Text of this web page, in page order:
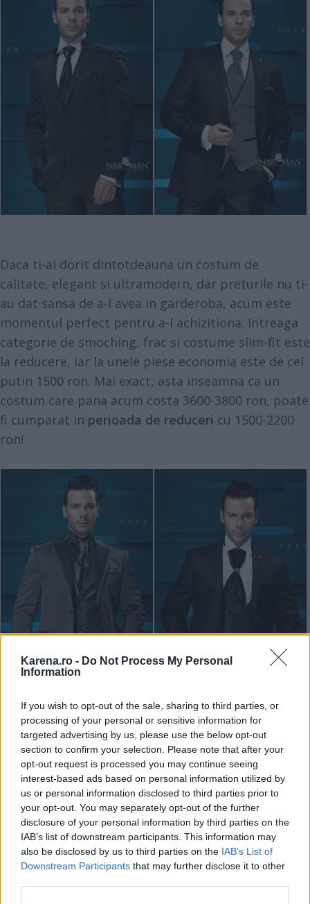
Karena.ro - Do Not Process My Personal
Information
If you wish to opt-out of the sale, sharing to third parties, or
processing of your personal or sensitive information for
targeted advertising by us, please use the below opt-out
section to confirm your selection. Please note that after your
opt-out request is processed you may continue seeing
interest-based ads based on personal information utilized by
us or personal information disclosed to third parties prior to
your opt-out. You may separately opt-out of the further
disclosure of your personal information by third parties on the
IAB’s list of downstream participants. This information may
also be disclosed by us to third parties on the IAB’s List of
Downstream Participants that may further disclose it to other
Daca ti-ai dorit dintotdeauna un costum de
calitate, elegant si ultramodern, dar preturile nu ti-
au dat sansa de a-l avea in garderoba, acum este
momentul perfect pentru a-l achizitiona. Intreaga
categorie de smoching, frac si costume slim-fit este
la reducere, iar la unele piese economia este de cel
putin 1500 ron. Mai exact, asta inseamna ca un
costum care pana acum costa 3600-3800 ron, poate
fi cumparat in perioada de reduceri cu 1500-2200
ron!
Dar surprizele nu se opresc aici! Deoarece
reducerile se aplica la toate costumele, aceasta
promotie se transforma intr-o oportunitate de
neratat si pentru viitorii miri, nasi sau cavaleri de
onoare. Este momentul potrivit, asadar, pentru a
cumpara un costum de ceremonie, editie limitata,
la un pret cu adevarat accesibil.